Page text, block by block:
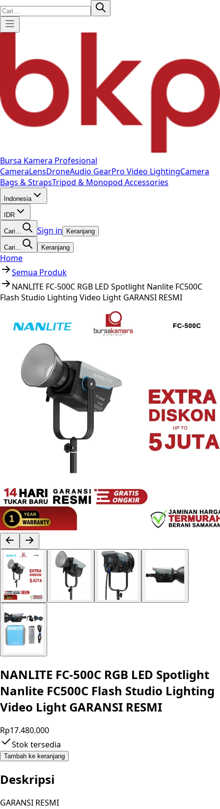
Bursa Kamera Profesional
CameraLensDroneAudio GearPro Video LightingCamera
Bags & StrapsTripod & Monopod Accessories
Indonesia
IDR
Cari… Sign in Keranjang
Cari… Keranjang
Home
Semua Produk
NANLITE FC-500C RGB LED Spotlight Nanlite FC500C
Flash Studio Lighting Video Light GARANSI RESMI
NANLITE FC-500C RGB LED Spotlight
Nanlite FC500C Flash Studio Lighting
Video Light GARANSI RESMI
Rp17.480.000
Stok tersedia
Tambah ke keranjang
Deskripsi
GARANSI RESMI